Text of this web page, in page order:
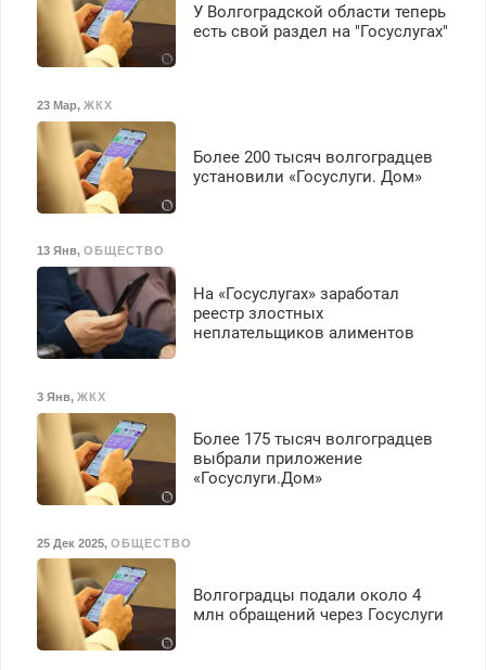
У Волгоградской области теперь
есть свой раздел на "Госуслугах"
23 Мар, ЖКХ
Более 200 тысяч волгоградцев
установили «Госуслуги. Дом»
13 Янв, ОБЩЕСТВО
На «Госуслугах» заработал
реестр злостных
неплательщиков алиментов
3 Янв, ЖКХ
Более 175 тысяч волгоградцев
выбрали приложение
«Госуслуги.Дом»
25 Дек 2025, ОБЩЕСТВО
Волгоградцы подали около 4
млн обращений через Госуслуги